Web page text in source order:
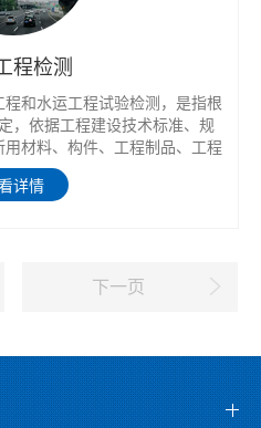
程检测
和水运工程试验检测，是指根
，依据工程建设技术标准、规
材料、构件、工程制品、工程
进行的试验检测活动。
详情
下一页